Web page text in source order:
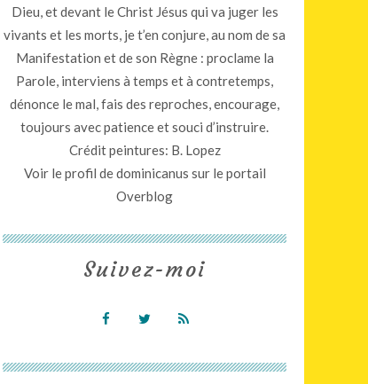
Dieu, et devant le Christ Jésus qui va juger les
vivants et les morts, je t’en conjure, au nom de sa
Manifestation et de son Règne : proclame la
Parole, interviens à temps et à contretemps,
dénonce le mal, fais des reproches, encourage,
toujours avec patience et souci d’instruire.
Crédit peintures: B. Lopez
Voir le profil dedominicanus sur le portail
Overblog
Suivez-moi